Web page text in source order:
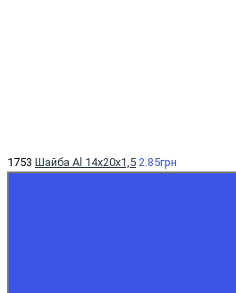
1753 Шайба Al 14x20x1,5 2.85грн